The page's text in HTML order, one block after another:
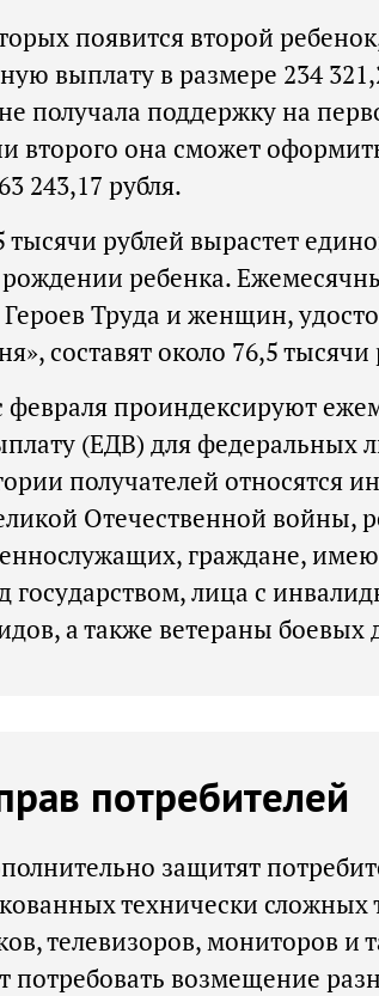
появится второй
выплату в размере 234
получала поддержку на
второго она сможет
243,17 рубля.
тысячи рублей вырастет
ребенка.
Труда и женщин,
составят около 76,5 тысячи
февраля проиндексируют
(ЕДВ) для федеральных
получателей относятся
Отечественной войны,
граждане,
государством, лица с
а также ветераны боевых
потребителей
защитят
технически сложных
телевизоров, мониторов и
потребовать возмещение